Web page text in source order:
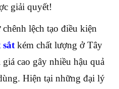
giải quyết!
lệch tạo điều kiện
sắt kém chất lượng ở Tây
cao gây nhiều hậu quả
Hiện tại những đại lý